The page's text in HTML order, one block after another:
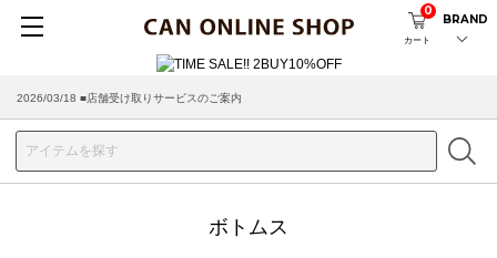
カート
0
BRAND
2026/08/04 ■8/13(木)AM2:00～サイトメンテナンス実施のお知らせ
ボトムス